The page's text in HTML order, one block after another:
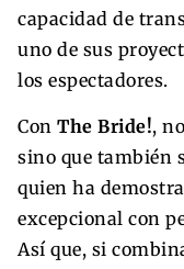
capacidad de
uno de sus
los espectadores.
Con The Bride!,
sino que también
quien ha
excepcional con
Así que, si